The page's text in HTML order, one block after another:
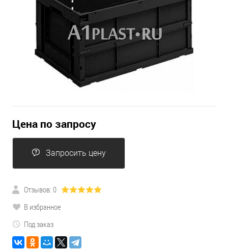
Цена по запросу
Запросить цену
Отзывов: 0
В избранное
Под заказ